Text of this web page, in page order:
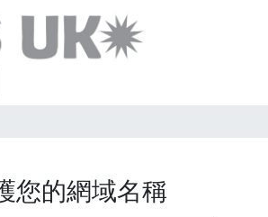
您的網域名稱